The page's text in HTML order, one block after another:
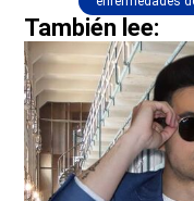
También lee: